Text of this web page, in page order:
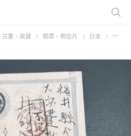
古董、收藏 郵票、明信片 日本
一